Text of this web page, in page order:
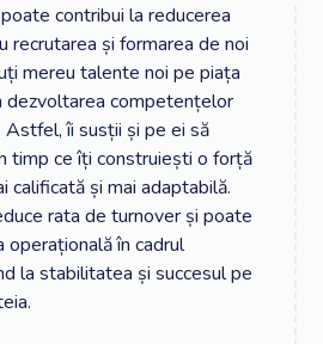
contribui la reducerea
recrutarea și formarea de noi
mereu talente noi pe piața
dezvoltarea competențelor
îi susții și pe ei să
timp ce îți construiești o forță
calificată și mai adaptabilă.
rata de turnover și poate
operațională în cadrul
la stabilitatea și succesul pe